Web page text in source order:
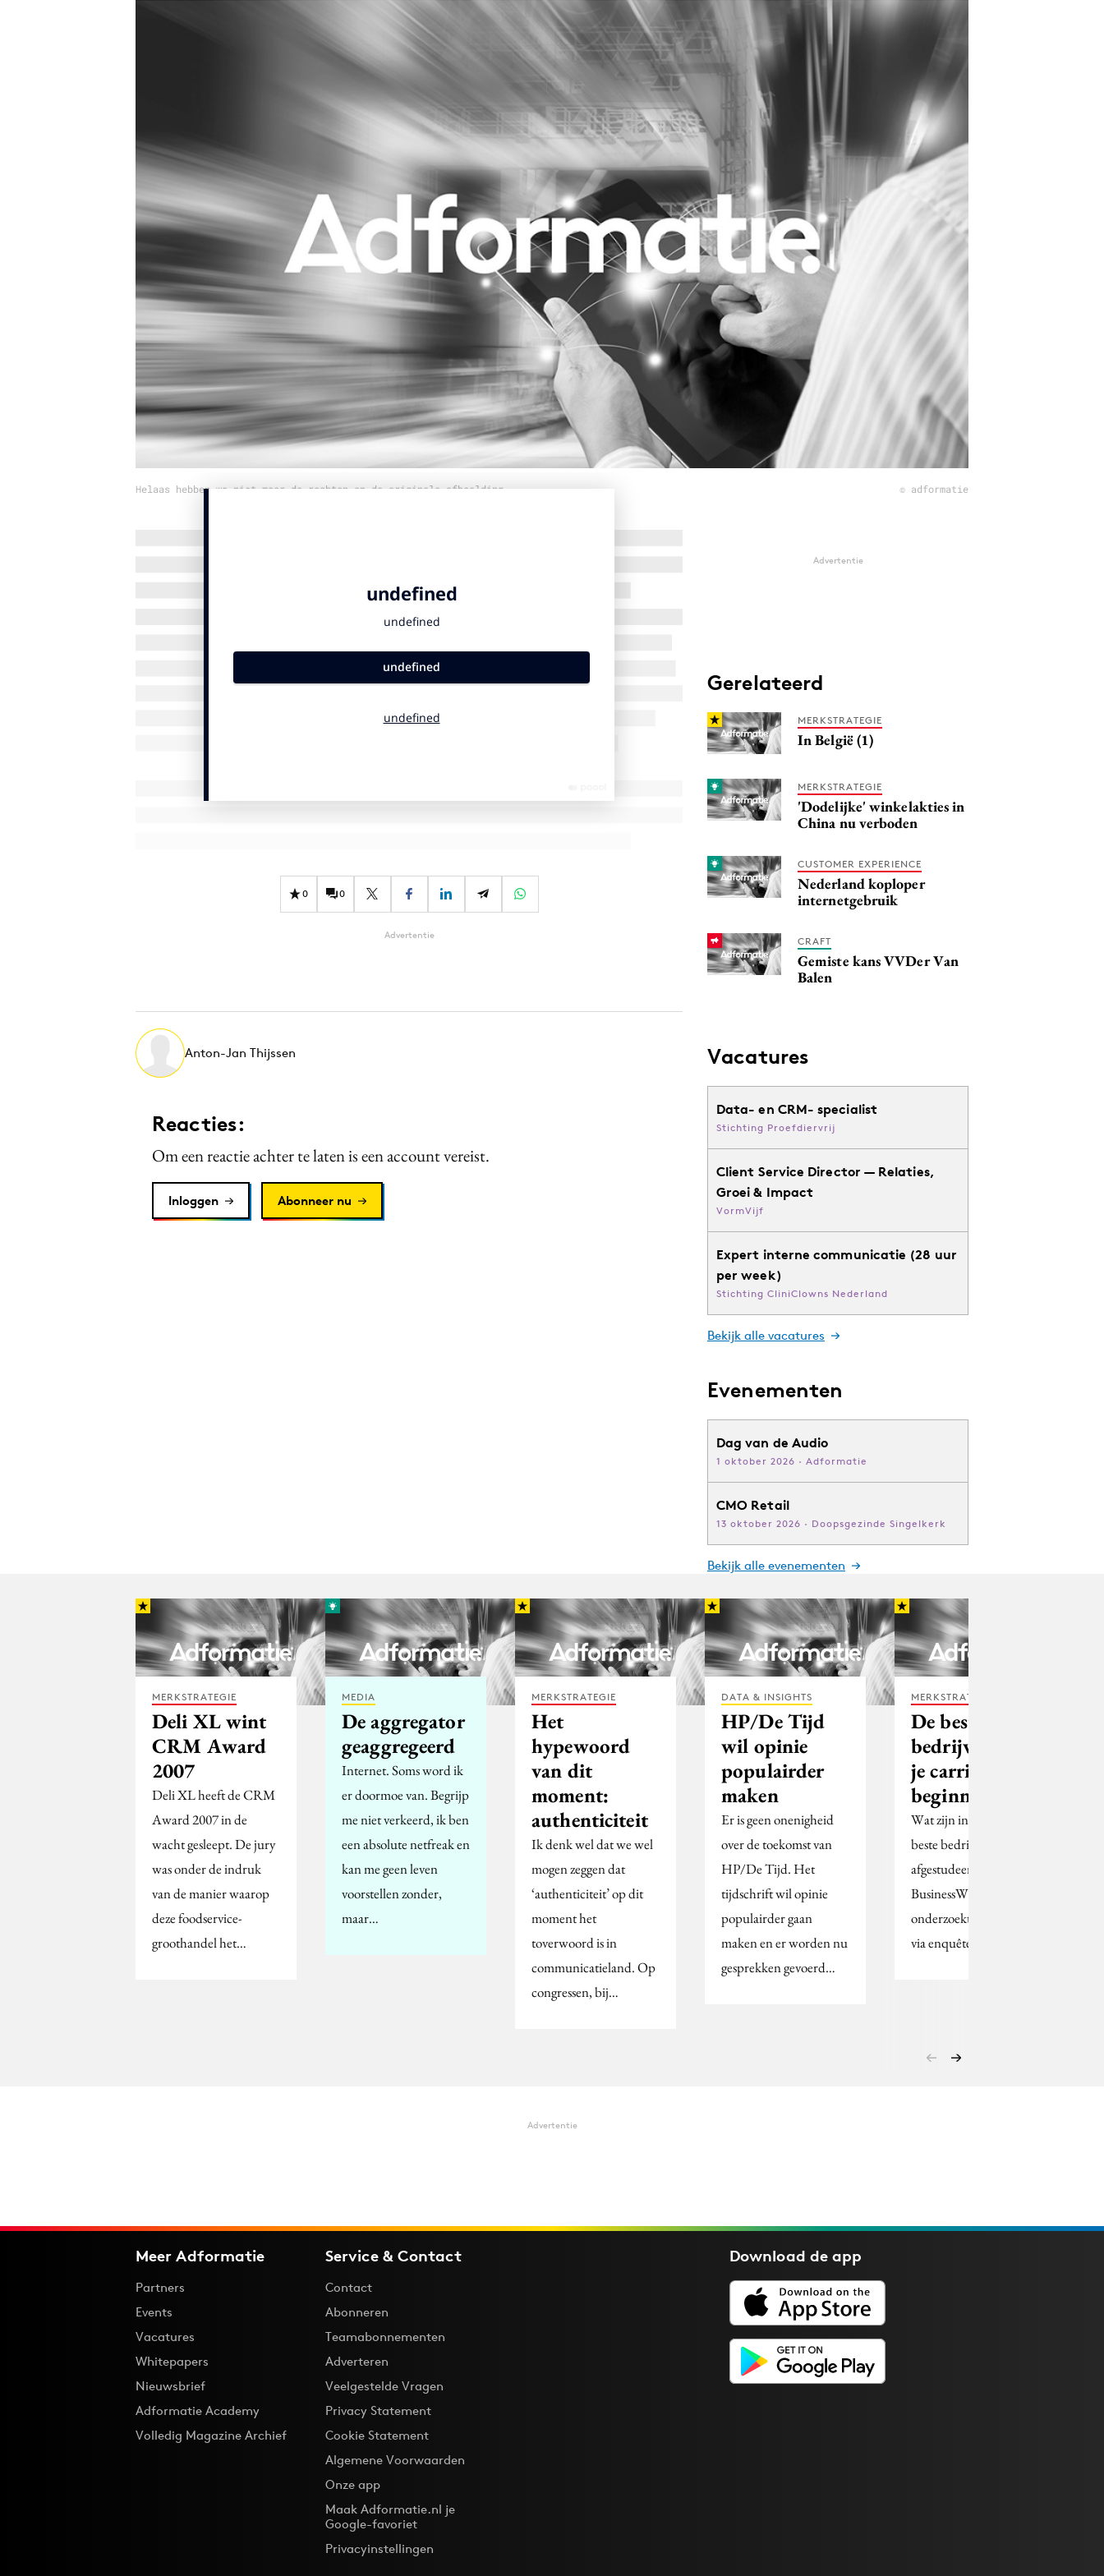
Influencer marketing
Interne communicatie
Purpose Marketing
Reputatie & crisis
Helaas hebben we niet meer de rechten op de originele afbeelding © adformatie
0 0
Advertentie
Anton-Jan Thijssen
Reacties:
Om een reactie achter te laten is een account vereist.
Inloggen Abonneer nu
Advertentie
Gerelateerd
MERKSTRATEGIE
In België (1)
MERKSTRATEGIE
'Dodelijke' winkelakties in
China nu verboden
CUSTOMER EXPERIENCE
Nederland koploper
internetgebruik
CRAFT
Gemiste kans VVDer Van
Balen
Vacatures
Data- en CRM- specialist
Stichting Proefdiervrij
Client Service Director — Relaties,
Groei & Impact
VormVijf
Expert interne communicatie (28 uur
per week)
Stichting CliniClowns Nederland
Bekijk alle vacatures
Evenementen
Dag van de Audio
1 oktober 2026 · Adformatie
CMO Retail
13 oktober 2026 · Doopsgezinde Singelkerk
Bekijk alle evenementen
MERKSTRATEGIE
Deli XL wint
CRM Award
2007
Deli XL heeft de CRM
Award 2007 in de
wacht gesleept. De jury
was onder de indruk
van de manier waarop
deze foodservice-
groothandel het…
MEDIA
De aggregator
geaggregeerd
Internet. Soms word ik
er doormoe van. Begrijp
me niet verkeerd, ik ben
een absolute netfreak en
kan me geen leven
voorstellen zonder,
maar…
MERKSTRATEGIE
Het
hypewoord
van dit
moment:
authenticiteit
Ik denk wel dat we wel
mogen zeggen dat
‘authenticiteit’ op dit
moment het
toverwoord is in
communicatieland. Op
congressen, bij…
DATA & INSIGHTS
HP/De Tijd
wil opinie
populairder
maken
Er is geen onenigheid
over de toekomst van
HP/De Tijd. Het
tijdschrift wil opinie
populairder gaan
maken en er worden nu
gesprekken gevoerd…
MERKSTRATEGIE
De beste
bedrijven om
je carrière te
beginnen
Wat zijn in de VS de 50
beste bedrijven voor pas
afgestudeerden?
BusinessWeek
onderzoekt het jaarlijks
via enquêtes onder…
Advertentie
Meer Adformatie
Partners
Events
Vacatures
Whitepapers
Nieuwsbrief
Adformatie Academy
Volledig Magazine Archief
Service & Contact
Contact
Abonneren
Teamabonnementen
Adverteren
Veelgestelde Vragen
Privacy Statement
Cookie Statement
Algemene Voorwaarden
Onze app
Maak Adformatie.nl je
Google-favoriet
Privacyinstellingen
Download deapp